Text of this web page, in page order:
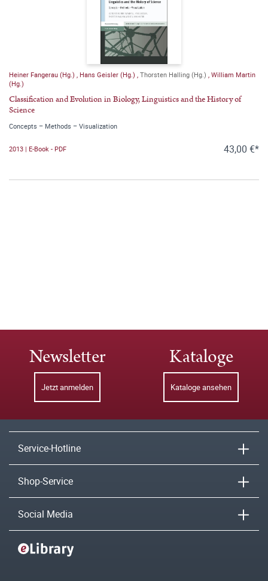
Heiner Fangerau (Hg.) Hans Geisler (Hg.) Thorsten Halling (Hg.) William Martin
(Hg.)
Classification and Evolution in Biology, Linguistics and the History of
Science
Concepts – Methods – Visualization
2013 | E-Book - PDF 43,00 €*
Newsletter
Jetzt anmelden
Kataloge
Kataloge ansehen
Service-Hotline
Shop-Service
Social Media